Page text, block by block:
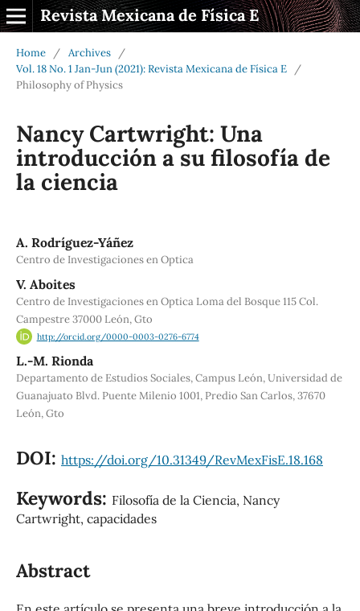
Revista Mexicana de Física E
Home / Archives
/
Vol. 18 No. 1 Jan-Jun (2021): Revista Mexicana de Física E
/
Philosophy of Physics
Nancy Cartwright: Una
introducción a su filosofía de
la ciencia
A. Rodríguez-Yáñez
Centro de Investigaciones en Optica
V. Aboites
Centro de Investigaciones en Optica Loma del Bosque 115 Col.
Campestre 37000 León, Gto
http://orcid.org/0000-0003-0276-6774
L.-M. Rionda
Departamento de Estudios Sociales, Campus León, Universidad de
Guanajuato Blvd. Puente Milenio 1001, Predio San Carlos, 37670
León, Gto
DOI: https://doi.org/10.31349/RevMexFisE.18.168
Keywords: Filosofía de la Ciencia, Nancy
Cartwright, capacidades
Abstract